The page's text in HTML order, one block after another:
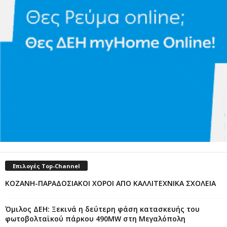
Επιλογές Top-Channel
ΚΟΖΑΝΗ-ΠΑΡΑΔΟΣΙΑΚΟΙ ΧΟΡΟΙ ΑΠΟ ΚΑΛΛΙΤΕΧΝΙΚΑ ΣΧΟΛΕΙΑ
Όμιλος ΔΕΗ: Ξεκινά η δεύτερη φάση κατασκευής του
φωτοβολταϊκού πάρκου 490MW στη Μεγαλόπολη